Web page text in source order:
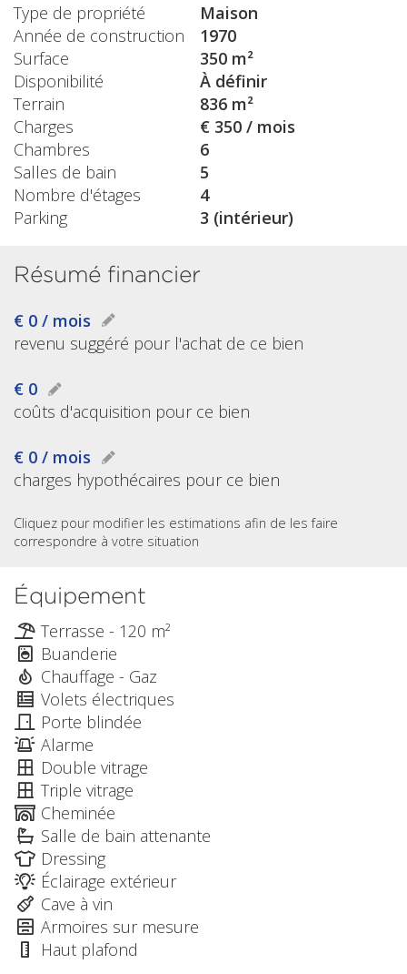
Type de propriété
Maison
Année de construction
1970
Surface
350 m²
Disponibilité
À définir
Terrain
836 m²
Charges
€ 350 / mois
Chambres
6
Salles de bain
5
Nombre d'étages
4
Parking
3 (intérieur)
Résumé financier
€ 0 / mois
revenu suggéré pour l'achat de ce bien
€ 0
coûts d'acquisition pour ce bien
€ 0 / mois
charges hypothécaires pour ce bien
Cliquez pour modifier les estimations afin de les faire
correspondre à votre situation
Équipement
Terrasse - 120 m²
Buanderie
Chauffage - Gaz
Volets électriques
Porte blindée
Alarme
Double vitrage
Triple vitrage
Cheminée
Salle de bain attenante
Dressing
Éclairage extérieur
Cave à vin
Armoires sur mesure
Haut plafond